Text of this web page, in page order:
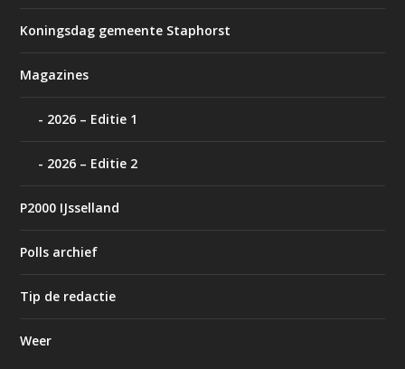
Koningsdag gemeente Staphorst
Magazines
2026 – Editie 1
2026 – Editie 2
P2000 IJsselland
Polls archief
Tip de redactie
Weer